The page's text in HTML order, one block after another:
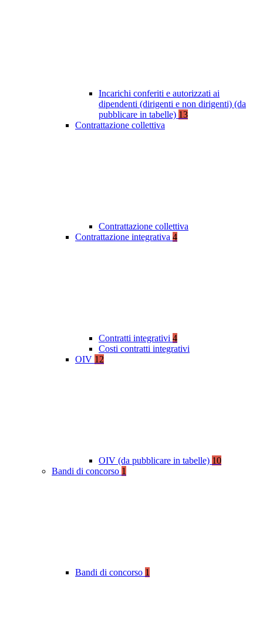
Incarichi conferiti e autorizzati ai
dipendenti (dirigenti e non dirigenti) (da
pubblicare in tabelle) 13
Contrattazione collettiva
Contrattazione collettiva
Contrattazione integrativa 4
Contratti integrativi 4
Costi contratti integrativi
OIV 12
OIV (da pubblicare in tabelle) 10
Bandi di concorso 1
Bandi di concorso 1